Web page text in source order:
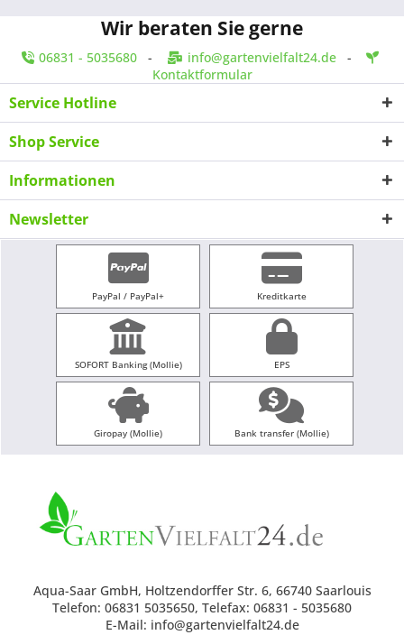
Wir beraten Sie gerne
06831 - 5035680- info@gartenvielfalt24.de-
Kontaktformular
Service Hotline
Shop Service
Informationen
Newsletter
PayPal / PayPal+ Kreditkarte
SOFORT Banking (Mollie) EPS
Giropay (Mollie) Bank transfer (Mollie)
Aqua-Saar GmbH, Holtzendorffer Str. 6, 66740 Saarlouis
Telefon: 06831 5035650, Telefax: 06831 - 5035680
E-Mail: info@gartenvielfalt24.de